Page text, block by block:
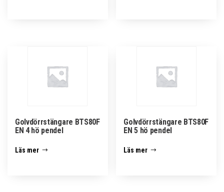
Golvdörrstängare BTS80F
EN 4 hö pendel
Läs mer
Golvdörrstängare BTS80F
EN 5 hö pendel
Läs mer